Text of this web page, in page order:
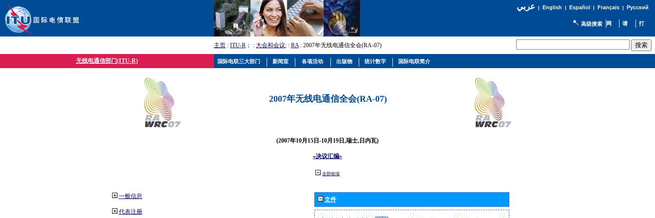
عربي| English | Español | Français| Русский
高级搜索
主页 : ITU-R ； : 大会和会议; : RA: 2007年无线电通信全会(RA-07)
无线电通信部门(ITU-R)
2007年无线电通信全会(RA-07)
(2007年10月15日-10月19日,瑞士,日内瓦)
«决议汇编»
全部收缩
一般信息
代表注册
文件
国际电联三大部门 新闻室 各项活动 出版物 统计数字 国际电联简介